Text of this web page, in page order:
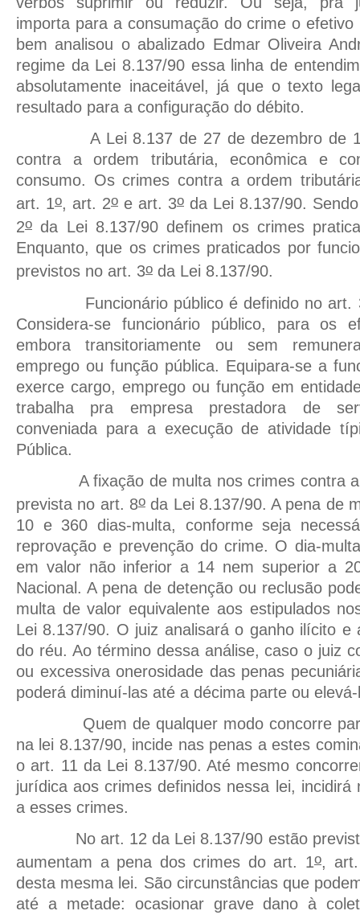
importa para a consumação do crime o
bem analisou o abalizado Edmar Oliveira
regime da Lei 8.137/90 essa linha de
absolutamente inaceitável, já que o texto
resultado para a configuração do débito.
A Lei 8.137 de 27 de dezembro de
contra a ordem tributária, econômica e
consumo. Os crimes contra a ordem
art. 1o, art. 2o e art. 3o da Lei 8.137/90.
2o da Lei 8.137/90 definem os crimes
Enquanto, que os crimes praticados por
previstos no art. 3o da Lei 8.137/90.
Funcionário público é definido no art.
Considera-se funcionário público, para os
embora transitoriamente ou sem
emprego ou função pública. Equipara-se a
exerce cargo, emprego ou função em
trabalha pra empresa prestadora de
conveniada para a execução de atividade
Pública.
A fixação de multa nos crimes contra a
prevista no art. 8oda Lei 8.137/90. A pena de
10 e 360 dias-multa, conforme seja
reprovação e prevenção do crime. O dia-
em valor não inferior a 14 nem superior a
Nacional. A pena de detenção ou reclusão
multa de valor equivalente aos estipulados
Lei 8.137/90. O juiz analisará o ganho ilícito e
do réu. Ao término dessa análise, caso o juiz
ou excessiva onerosidade das penas
poderá diminuí-las até a décima parte ou
Quem de qualquer modo concorre para
na lei 8.137/90, incide nas penas a estes
o art. 11 da Lei 8.137/90. Até mesmo
jurídica aos crimes definidos nessa lei, incidirá
a esses crimes.
No art. 12 da Lei 8.137/90 estão
aumentam a pena dos crimes do art. 1o,
desta mesma lei. São circunstâncias que
até a metade: ocasionar grave dano à